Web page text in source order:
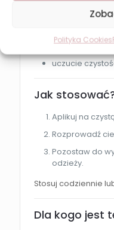
Polityka Cookies
ukojenie po
komfort przez
uczucie
Jak
Aplikuj na
Rozprowadź
Pozostaw do
odzieży.
Stosuj codziennie
Dla kogo jest